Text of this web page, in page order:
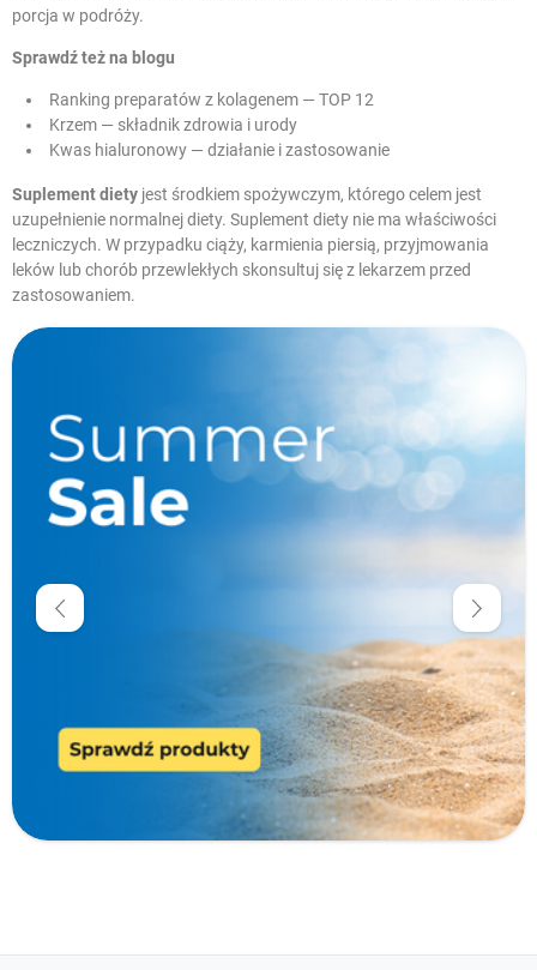
Nowe produkty
Promocje
zł zł
porcja w podróży.
Sprawdź też na blogu
Ranking preparatów z kolagenem — TOP 12
Krzem — składnik zdrowia i urody
Kwas hialuronowy — działanie i zastosowanie
Suplement diety jest środkiem spożywczym, którego celem jest
uzupełnienie normalnej diety. Suplement diety nie ma właściwości
leczniczych. W przypadku ciąży, karmienia piersią, przyjmowania
leków lub chorób przewlekłych skonsultuj się z lekarzem przed
zastosowaniem.